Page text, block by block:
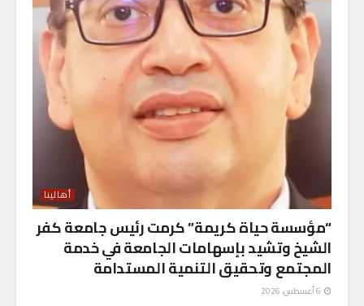
أهالينا
“مؤسسة حياة كريمة” كرمت رئيس جامعة كفر
الشيخ وتشيد بإسهامات الجامعة في خدمة
المجتمع وتحقيق التنمية المستدامة